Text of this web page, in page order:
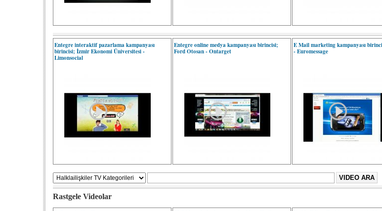
Entegre interaktif pazarlama kampanyası
birincisi; İzmir Ekonomi Üniversitesi -
Limonsocial
Entegre online medya kampanyası birincisi;
Ford Otosan - Ontarget
E Mail marketing kampanyası
- Euromessage
Rastgele Videolar